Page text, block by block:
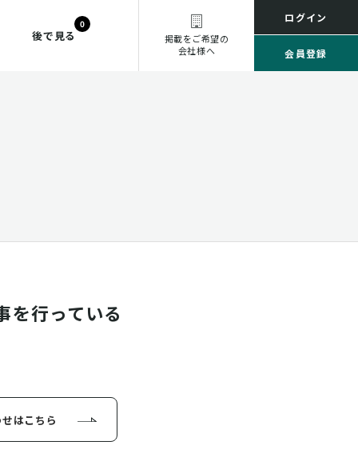
後で見る
0
掲載をご希望の
会社様へ
ログイン
会員登録
を行っている
はこちら